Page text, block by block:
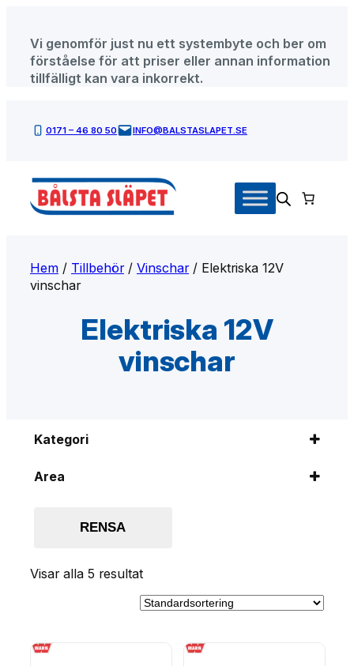
innehåll
Vi genomför just nu ett systembyte och ber om
förståelse för att priser eller annan information
tillfälligt kan vara inkorrekt.
0171 – 46 80 50 INFO@BALSTASLAPET.SE
Hem / Tillbehör/ Vinschar/ Elektriska 12V
vinschar
Elektriska 12V
vinschar
Kategori
Area
RENSA
Visar alla 5 resultat